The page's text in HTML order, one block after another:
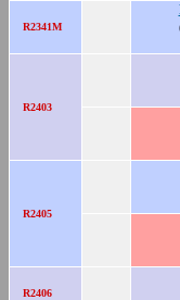
R2341M
R2403
R2405
R2406